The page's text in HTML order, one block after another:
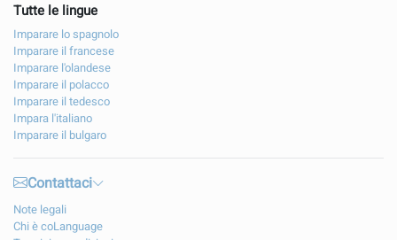
Tutte le lingue
Imparare lo spagnolo
Imparare il francese
Imparare l'olandese
Imparare il polacco
Imparare il tedesco
Impara l'italiano
Imparare il bulgaro
Contattaci
Note legali
Chi è coLanguage